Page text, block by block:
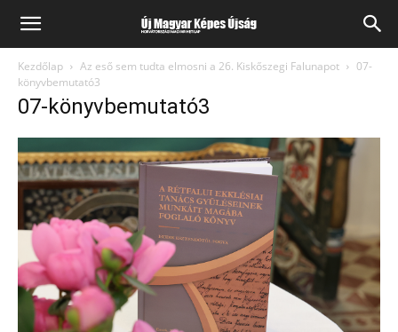
Kezdőlap Az eső sem tudta elmosni a 26. Kiskőszegi Falunapot
07-
könyvbemutató3
07-könyvbemutató3